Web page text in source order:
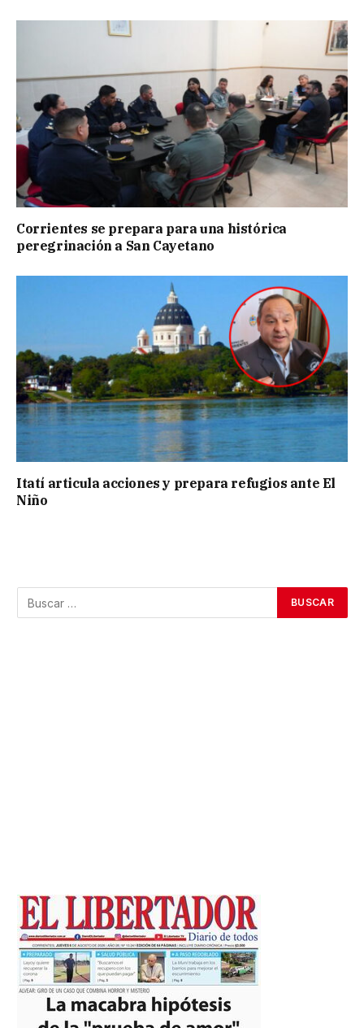
Corrientes se prepara para una histórica
peregrinación a San Cayetano
Itatí articula acciones y prepara refugios ante El
Niño